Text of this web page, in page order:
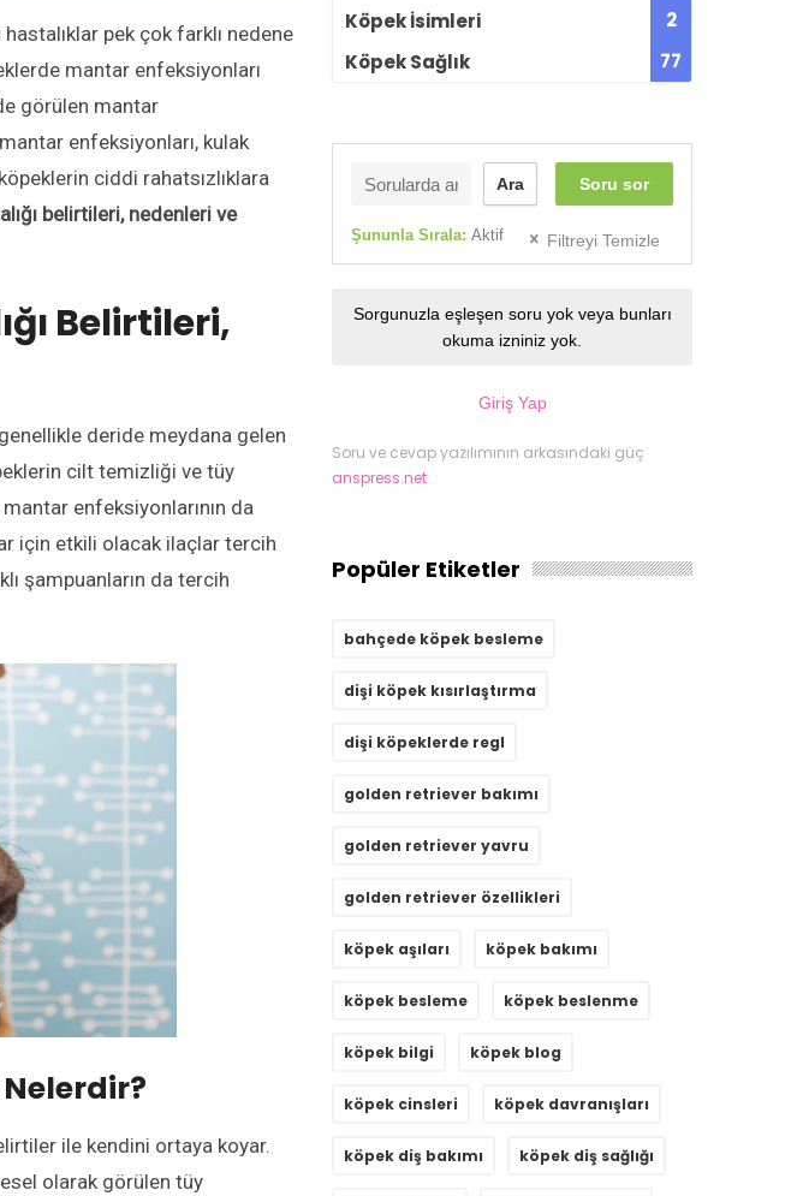
pek çok farklı nedene
mantar enfeksiyonları
görülen mantar
enfeksiyonları, kulak
ciddi rahatsızlıklara
belirtileri, nedenleri ve
Belirtileri,
deride meydana gelen
cilt temizliği ve tüy
enfeksiyonlarının da
için etkili olacak ilaçlar tercih
şampuanların da tercih
ile kendini ortaya koyar.
olarak görülen tüy
Köpek İsimleri
2
Köpek Sağlık
77
Soru sor
Ara
Şununla Sırala: Aktif Filtreyi Temizle
Sorgunuzla eşleşen soru yok veya bunları
okuma izniniz yok.
Giriş Yap
Soru ve cevap yazılımının arkasındaki güç
anspress.net
Popüler Etiketler
bahçede köpek besleme
dişi köpek kısırlaştırma
dişi köpeklerde regl
golden retriever bakımı
golden retriever yavru
golden retriever özellikleri
köpek aşıları köpek bakımı
köpek besleme köpek beslenme
köpek bilgi köpek blog
köpek cinsleri köpek davranışları
köpek diş bakımı köpek diş sağlığı